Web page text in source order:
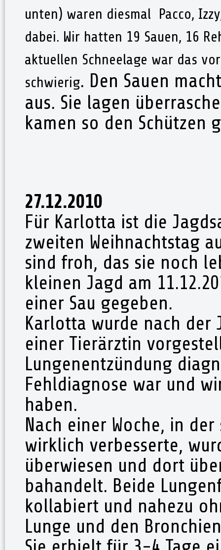
unten) waren diesmal Pacco,
dabei. Wir hatten 19 Sauen, 16
aktuellen Schneelage war das
schwierig. Den Sauen
aus. Sie lagen
kamen so den Schützen
27.12.2010
Für Karlotta ist die
zweiten Weihnachtstag
sind froh, das sie noch
kleinen Jagd am
einer Sau gegeben.
Karlotta wurde nach der
einer Tierärztin
Lungenentzündung
Fehldiagnose war und
haben.
Nach einer Woche, in
wirklich verbesserte,
überwiesen und dort
bahandelt. Beide
kollabiert und nahezu
Lunge und den